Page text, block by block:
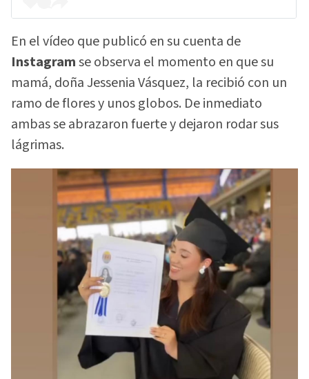
En el vídeo que publicó en su cuenta de
Instagramse observa el momento en que su
mamá, doña Jessenia Vásquez, la recibió con un
ramo de flores y unos globos. De inmediato
ambas se abrazaron fuerte y dejaron rodar sus
lágrimas.